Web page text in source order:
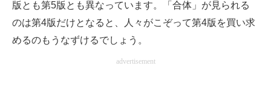
版とも第5版とも異なっています。「合体」が見られる
のは第4版だけとなると、人々がこぞって第4版を買い求
めるのもうなずけるでしょう。
advertisement